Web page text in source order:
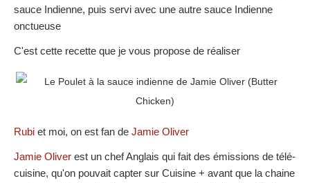
sauce Indienne, puis servi avec une autre sauce Indienne
onctueuse
C'est cette recette que je vous propose de réaliser
Rubi et moi, on est fan de Jamie Oliver
Jamie Oliver est un chef Anglais qui fait des émissions de télé-
cuisine, qu'on pouvait capter sur Cuisine + avant que la chaine